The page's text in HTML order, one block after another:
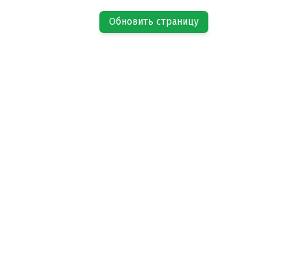
Обновить страницу